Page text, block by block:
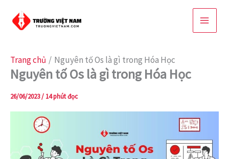
Trang chủ
Nguyên tố Os là gì trong Hóa Học
Nguyên tố Os là gì trong Hóa Học
26/06/2023/ 14 phút đọc